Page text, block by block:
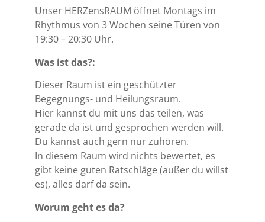
Unser HERZensRAUM öffnet Montags im
Rhythmus von 3 Wochen seine Türen von
19:30 – 20:30 Uhr.
Was ist das?:
Dieser Raum ist ein geschützter
Begegnungs- und Heilungsraum.
Hier kannst du mit uns das teilen, was
gerade da ist und gesprochen werden will.
Du kannst auch gern nur zuhören.
In diesem Raum wird nichts bewertet, es
gibt keine guten Ratschläge (außer du willst
es), alles darf da sein.
Worum geht es da?